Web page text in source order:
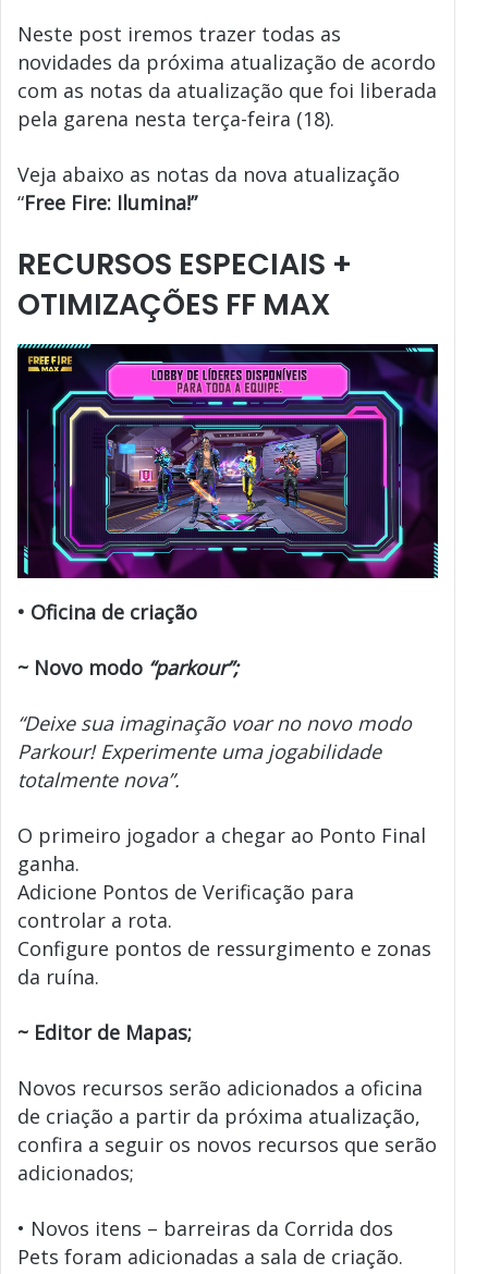
Neste post iremos trazer todas as
novidades da próxima atualização de acordo
com as notas da atualização que foi liberada
pela garena nesta terça-feira (18).
Veja abaixo as notas da nova atualização
“Free Fire: Ilumina!”
RECURSOS ESPECIAIS +
OTIMIZAÇÕES FF MAX
• Oficina de criação
~ Novo modo “parkour”;
“Deixe sua imaginação voar no novo modo
Parkour! Experimente uma jogabilidade
totalmente nova”.
O primeiro jogador a chegar ao Ponto Final
ganha.
Adicione Pontos de Verificação para
controlar a rota.
Configure pontos de ressurgimento e zonas
da ruína.
~ Editor de Mapas;
Novos recursos serão adicionados a oficina
de criação a partir da próxima atualização,
confira a seguir os novos recursos que serão
adicionados;
• Novos itens – barreiras da Corrida dos
Pets foram adicionadas a sala de criação.